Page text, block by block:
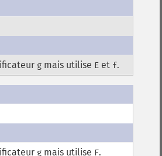
g mais utilise E et f.
g mais utilise F.